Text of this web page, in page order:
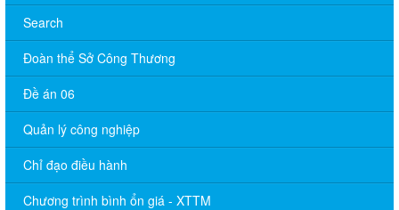
Search
Đoàn thể Sở Công Thương
Đề án 06
Quản lý công nghiệp
Chỉ đạo điều hành
Chương trình bình ổn giá - XTTM